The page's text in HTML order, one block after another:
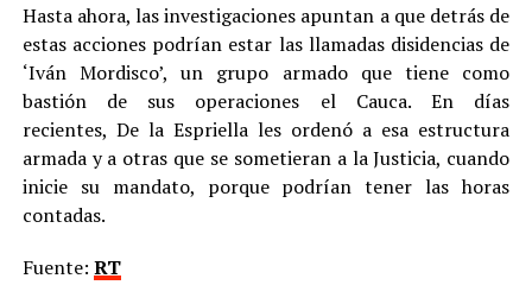
Hasta ahora, las investigaciones apuntan a que detrás de
estas acciones podrían estar las llamadas disidencias de
‘Iván Mordisco’, un grupo armado que tiene como
bastión de sus operaciones el Cauca. En días
recientes, De la Espriella les ordenó a esa estructura
armada y a otras que se sometieran a la Justicia, cuando
inicie su mandato, porque podrían tener las horas
contadas.
Fuente: RT